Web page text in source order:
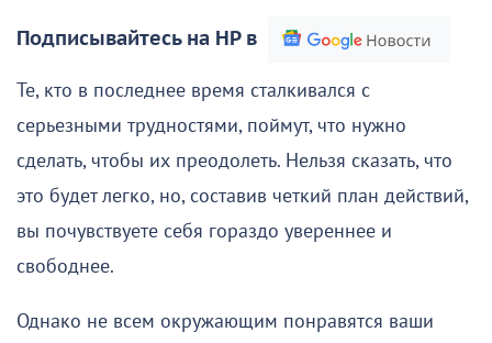
Подписывайтесь на НР в
Те, кто в последнее время сталкивался с
серьезными трудностями, поймут, что нужно
сделать, чтобы их преодолеть. Нельзя сказать, что
это будет легко, но, составив четкий план действий,
вы почувствуете себя гораздо увереннее и
свободнее.
Однако не всем окружающим понравятся ваши